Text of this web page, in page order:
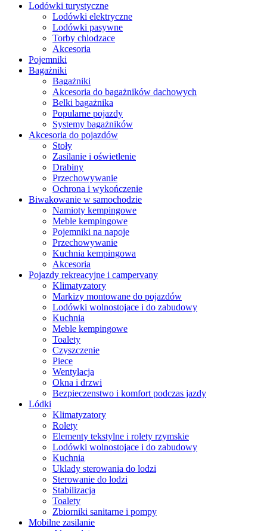
Lodówki turystyczne
Lodówki elektryczne
Lodówki pasywne
Torby chlodzace
Akcesoria
Pojemniki
Bagażniki
Bagażniki
Akcesoria do bagażników dachowych
Belki bagażnika
Popularne pojazdy
Systemy bagażników
Akcesoria do pojazdów
Stoły
Zasilanie i oświetlenie
Drabiny
Przechowywanie
Ochrona i wykończenie
Biwakowanie w samochodzie
Namioty kempingowe
Meble kempingowe
Pojemniki na napoje
Przechowywanie
Kuchnia kempingowa
Akcesoria
Pojazdy rekreacyjne i campervany
Klimatyzatory
Markizy montowane do pojazdów
Lodówki wolnostojace i do zabudowy
Kuchnia
Meble kempingowe
Toalety
Czyszczenie
Piece
Wentylacja
Okna i drzwi
Bezpieczenstwo i komfort podczas jazdy
Lódki
Klimatyzatory
Rolety
Elementy tekstylne i rolety rzymskie
Lodówki wolnostojace i do zabudowy
Kuchnia
Uklady sterowania do lodzi
Sterowanie do lodzi
Stabilizacja
Toalety
Zbiorniki sanitarne i pompy
Mobilne zasilanie